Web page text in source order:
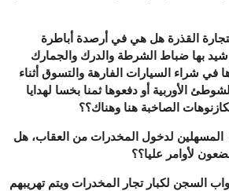
القذرة هل هي في أرصدة أباطرة
شيد بها ضباط الشرطة والدرك والجمارك
في شراء السيارات الفارهة والتسوق أثناء
الأوربية أو دفعوها ثمنا بخسا لهدايا
الصاخبة هنا وهناك؟؟
لدخول المخدرات من العقاب، هل
لأوامر عليا؟؟
السجن لكبار تجار المخدرات ويتم تهريبهم